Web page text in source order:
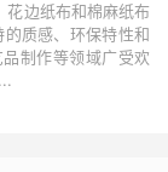
花边纸布和棉麻纸布
质感、环保特性和
制作等领域广受欢